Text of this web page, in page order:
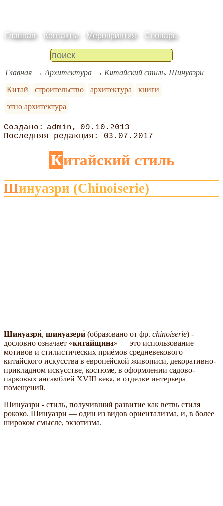
Главная Контакты Мероприятия Словарь
Главная Архитектура
Китайский стиль. Шинуазри
Китай
строительство архитектура
книги
этно архитектура
admin
09.10.2013
03.07.2017
Китайский стиль
Шинуазри (Chinoiserie)
Шинуазри́, шинуазери́ (образовано от фр. chinoiserie) -
дословно означает
китайщина
— это использование
мотивов и стилистических приёмов средневекового
китайского искусства в европейской живописи, декоративно-
прикладном искусстве, костюме, в оформлении садово-
парковых ансамблей XVIII века, в отделке интерьера
помещений.
Шинуазри - стиль, получивший развитие как ветвь стиля
рококо. Шинуазри — один из видов ориентализма, и, в более
широком смысле, экзотизма.